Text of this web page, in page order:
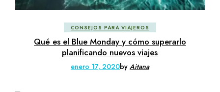
CONSEJOS PARA VIAJEROS
Qué es el Blue Monday y cómo superarlo
planificando nuevos viajes
enero 17, 2020by Aitana